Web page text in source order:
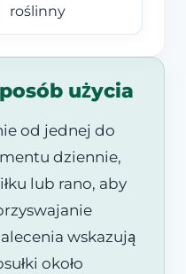
roślinny
użycia
od jednej do
dziennie,
lub rano, aby
wskazują
około